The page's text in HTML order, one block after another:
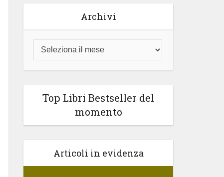
Archivi
Top Libri Bestseller del
momento
Articoli in evidenza